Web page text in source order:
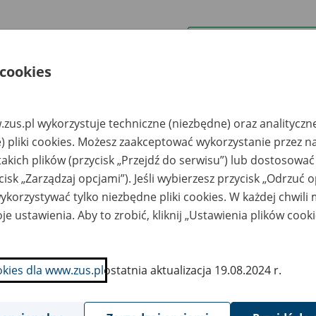
uwagi można przesyłać poprzez
Ukryj wszystkie pozycje bazy
pracy
Miejsce
przechowywania
dokumentów
Nr zespołu akt w
archiwum
państwowym
Daty
Sp. z o.o.
ul.
27
Dokumentów NOVIS-
TRADE Sp. z o.o. 85-
145 Bydgoszcz, ul.
wykorzystuje techniczne (niezbędne) oraz
pliki cookies. Możesz zaakceptować wykorzystanie przez
plików (przycisk „Przejdź do serwisu”) lub
„Zarządzaj opcjami”). Jeśli wybierzesz przycisk „Odrzuć
tylko niezbędne pliki cookies. W każdej chwili
ustawienia. Aby to zrobić, kliknij „Ustawienia plików
dla www.zus.plostatnia aktualizacja 19.08.2024 r.